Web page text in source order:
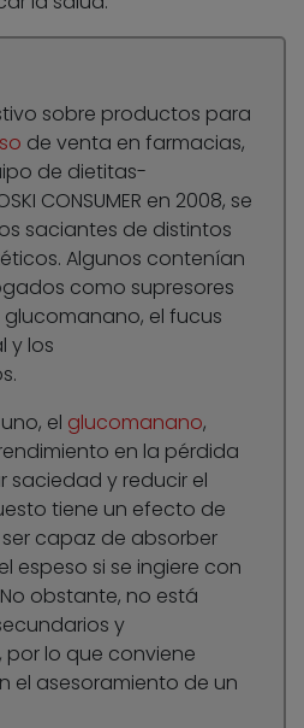
sobre productos para
de venta en farmacias,
de dietitas-
CONSUMER en 2008, se
saciantes de distintos
Algunos contenían
como supresores
el fucus
y los
el glucomanano,
en la pérdida
saciedad y reducir el
tiene un efecto de
capaz de absorber
espeso si se ingiere con
obstante, no está
y
lo que conviene
el asesoramiento de un